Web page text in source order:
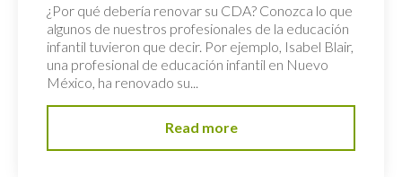
¿Por qué debería renovar su CDA? Conozca lo que
algunos de nuestros profesionales de la educación
infantil tuvieron que decir. Por ejemplo, Isabel Blair,
una profesional de educación infantil en Nuevo
México, ha renovado su...
Read more